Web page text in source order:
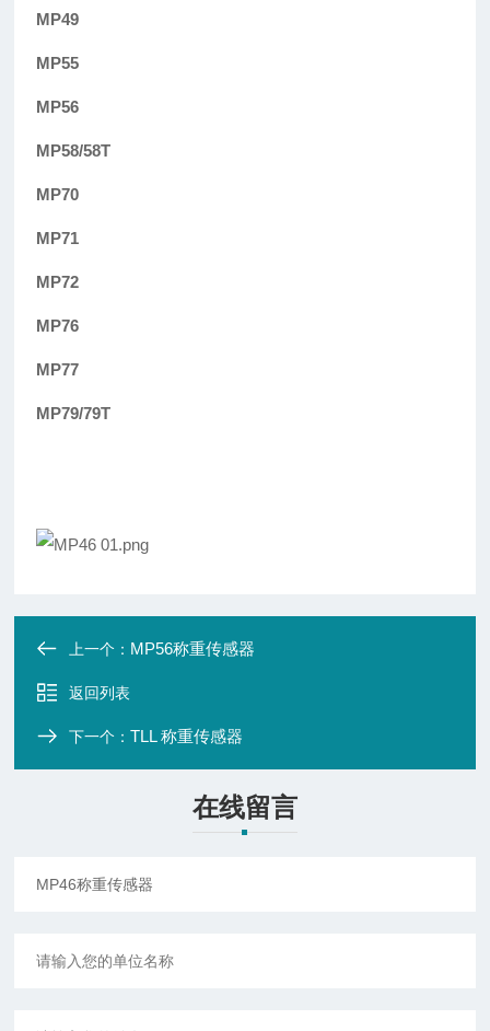
MP49
MP55
MP56
MP58/58T
MP70
MP71
MP72
MP76
MP77
MP79/79T
上一个： MP56称重传感器
返回列表
下一个：TLL 称重传感器
在线留言